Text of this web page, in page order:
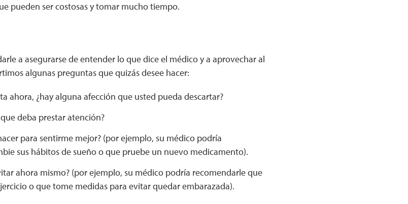
pueden ser costosas y tomar mucho tiempo.
a asegurarse de entender lo que dice el médico y a aprovechar al
algunas preguntas que quizás desee hacer:
ahora, ¿hay alguna afección que usted pueda descartar?
deba prestar atención?
para sentirme mejor? (por ejemplo, su médico podría
sus hábitos de sueño o que pruebe un nuevo medicamento).
ahora mismo? (por ejemplo, su médico podría recomendarle que
o que tome medidas para evitar quedar embarazada).